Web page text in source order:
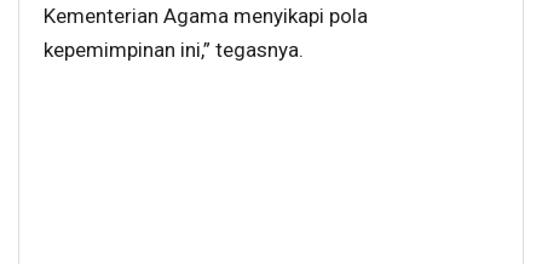
Kementerian Agama menyikapi pola
kepemimpinan ini,” tegasnya.